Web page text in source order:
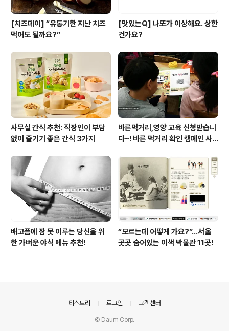
[치즈데이] “유통기한 지난 치즈
먹어도 될까요?”
[맛있는Q] 나또가 이상해요. 상한
건가요?
사무실 간식 추천: 직장인이 부담
없이 즐기기 좋은 간식 3가지
바른먹거리,영양 교육 신청받습니
다~! 바른 먹거리 확인 캠페인 사
배고픔에 잠 못 이루는 당신을 위
한 가벼운 야식 메뉴 추천!
“모르는데 어떻게 가요?”...서울
곳곳 숨어있는 이색 박물관 11곳!
티스토리 로그인 고객센터
© Daum Corp.